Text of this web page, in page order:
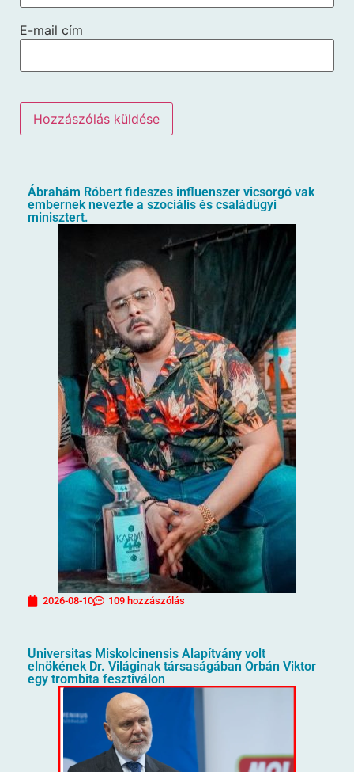
E-mail cím
Ábrahám Róbert fideszes influenszer vicsorgó vak
embernek nevezte a szociális és családügyi
minisztert.
2026-08-10 109 hozzászólás
Universitas Miskolcinensis Alapítvány volt
elnökének Dr. Világinak társaságában Orbán Viktor
egy trombita fesztiválon